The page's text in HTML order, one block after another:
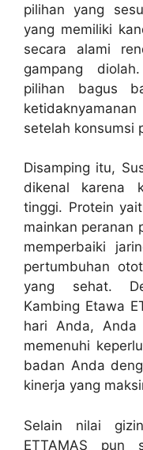
pilihan yang
yang memiliki
secara alami
gampang
pilihan bagus
setelah konsumsi
Disamping itu,
dikenal karena
tinggi. Protein
mainkan peranan
memperbaiki
pertumbuhan
yang sehat.
Kambing Etawa
hari Anda, Anda
memenuhi
badan Anda
kinerja yang
Selain nilai
ETTAMAS pun